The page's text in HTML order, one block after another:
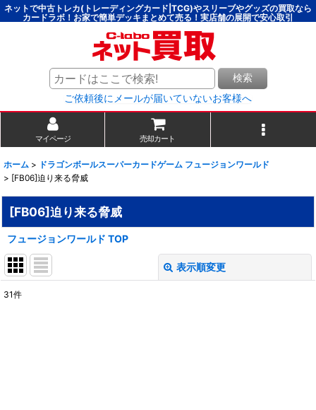
ネットで中古トレカ(トレーディングカード|TCG)やスリーブやグッズの買取なら
カードラボ！お家で簡単デッキまとめて売る！実店舗の展開で安心取引
検索
ご依頼後にメールが届いていないお客様へ
マイページ 売却カート
ホーム > ドラゴンボールスーパーカードゲーム フュージョンワールド
> [FB06]迫り来る脅威
[FB06]迫り来る脅威
フュージョンワールド TOP
表示順変更
31件